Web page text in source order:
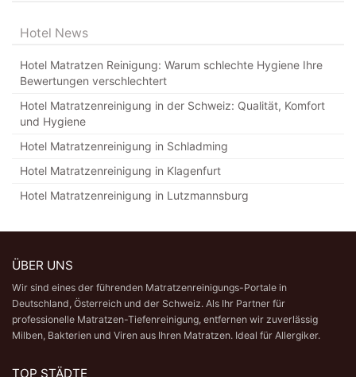
Hotel News
Hotel Matratzen Reinigung: Warum schlechte Hygiene Ihre
Bewertungen verschlechtert
Hotel Matratzenreinigung in der Schweiz: Qualität, Komfort
und Hygiene
Hotel Matratzenreinigung in Schladming
Hotel Matratzenreinigung in Klagenfurt
Hotel Matratzenreinigung in Lutzmannsburg
ÜBER UNS
Wir sind eines der führenden Matratzenreinigungs-Portale in
Deutschland, Österreich und der Schweiz. Als Ihr Partner für
professionelle Matratzen-Tiefenreinigung, entfernen wir zuverlässig
Milben, Bakterien und Viren aus Ihren Matratzen. Ideal für Allergiker.
TOP STÄDTE